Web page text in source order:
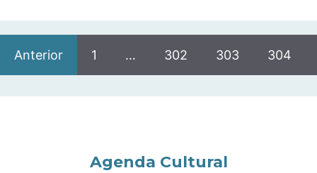
Anterior 1 … 302 303 304
Agenda Cultural